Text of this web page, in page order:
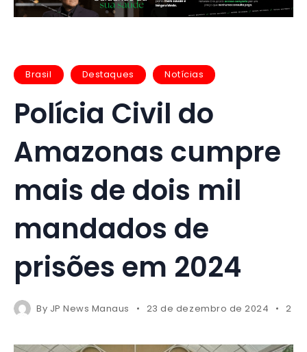
Brasil Destaques Notícias
Polícia Civil do
Amazonas cumpre
mais de dois mil
mandados de
prisões em 2024
By JP News Manaus 23 de dezembro de 2024 2